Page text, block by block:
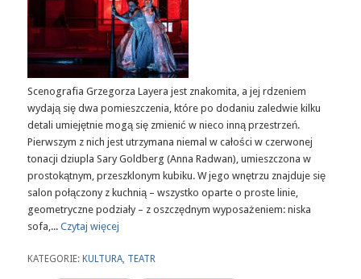
Scenografia Grzegorza Layera jest znakomita, a jej rdzeniem
wydają się dwa pomieszczenia, które po dodaniu zaledwie kilku
detali umiejętnie mogą się zmienić w nieco inną przestrzeń.
Pierwszym z nich jest utrzymana niemal w całości w czerwonej
tonacji dziupla Sary Goldberg (Anna Radwan), umieszczona w
prostokątnym, przeszklonym kubiku. W jego wnętrzu znajduje się
salon połączony z kuchnią – wszystko oparte o proste linie,
geometryczne podziały – z oszczędnym wyposażeniem: niska
sofa,... Czytaj więcej
KATEGORIE: KULTURA, TEATR